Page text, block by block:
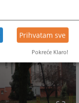
Prihvatam sve
Pokreće Klaro!